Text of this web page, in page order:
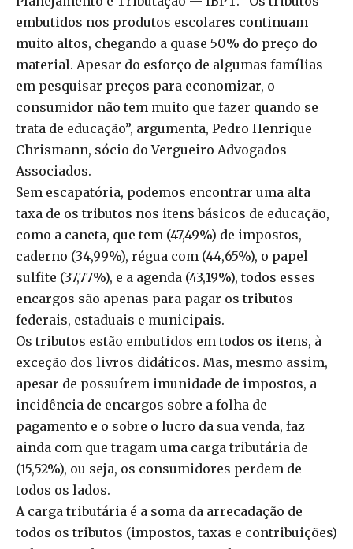
embutidos nos produtos escolares continuam
muito altos, chegando a quase 50% do preço do
material. Apesar do esforço de algumas famílias
em pesquisar preços para economizar, o
consumidor não tem muito que fazer quando se
trata de educação”, argumenta, Pedro Henrique
Chrismann, sócio do Vergueiro Advogados
Associados.
Sem escapatória, podemos encontrar uma alta
taxa de os tributos nos itens básicos de educação,
como a caneta, que tem (47,49%) de impostos,
caderno (34,99%), régua com (44,65%), o papel
sulfite (37,77%), e a agenda (43,19%), todos esses
encargos são apenas para pagar os tributos
federais, estaduais e municipais.
Os tributos estão embutidos em todos os itens, à
exceção dos livros didáticos. Mas, mesmo assim,
apesar de possuírem imunidade de impostos, a
incidência de encargos sobre a folha de
pagamento e o sobre o lucro da sua venda, faz
ainda com que tragam uma carga tributária de
(15,52%), ou seja, os consumidores perdem de
todos os lados.
A carga tributária é a soma da arrecadação de
todos os tributos (impostos, taxas e contribuições)